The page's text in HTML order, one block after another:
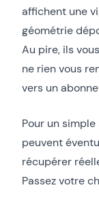
affichent une
géométrie
Au pire, ils
ne rien vous
vers un
Pour un
peuvent
récupérer
Passez votre